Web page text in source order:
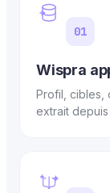
01
Wispra
Profil,
extrait